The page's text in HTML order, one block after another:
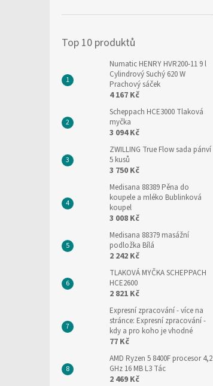
Top 10 produktů
Numatic HENRY HVR200-11 9 l
Cylindrový Suchý 620 W
Prachový sáček
4 167 Kč
Scheppach HCE3000 Tlaková
myčka
3 094 Kč
ZWILLING True Flow sada pánví
5 kusů
3 750 Kč
Medisana 88389 Pěna do
koupele a mléko Bublinková
koupel
3 008 Kč
Medisana 88379 masážní
podložka Bílá
2 242 Kč
TLAKOVÁ MYČKA SCHEPPACH
HCE2600
2 821 Kč
Expresní zpracování- více na
stránce: Expresní zpracování -
kdy a pro koho je vhodné
77 Kč
AMD Ryzen 5 8400F procesor 4,2
GHz 16 MB L3 Tác
2 469 Kč